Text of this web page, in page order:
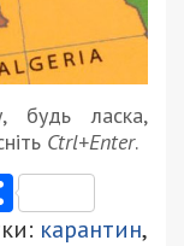
будь ласка,
Ctrl+Enter.
карантин,